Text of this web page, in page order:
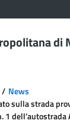
di
News
sulla strada
1 dell’autostrada